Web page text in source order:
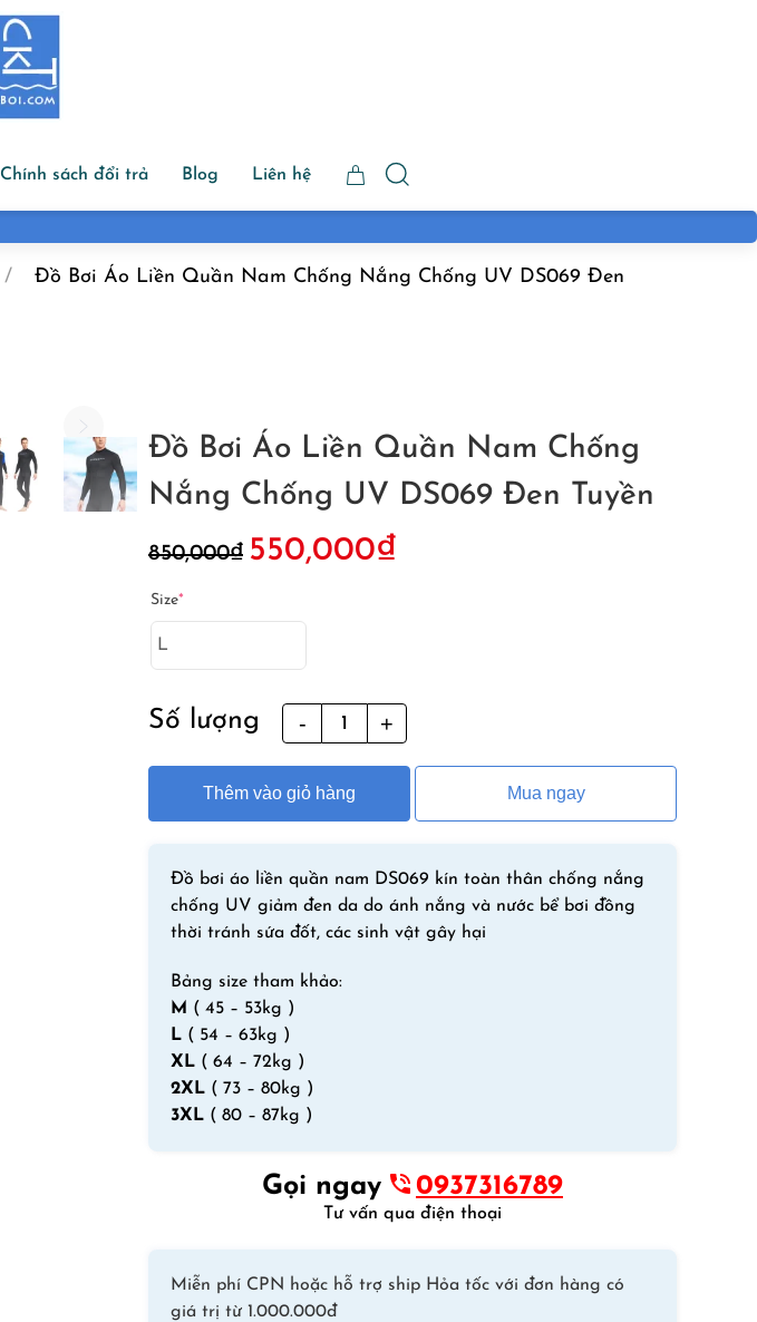
Chính sách đổi trả Blog Liên hệ
Đồ Bơi Áo Liền Quần Nam Chống Nắng Chống UV DS069 Đen
Đồ Bơi Áo Liền Quần Nam Chống
Nắng Chống UV DS069 Đen Tuyền
850,000₫ gốc
550,000₫
Size*
Số lượng
Bơi
Áo
Liền
Quần
Chống
Nắng
Chống
DS069
Đen
Tuyền
số
lượng
Thêm vào giỏ hàng Mua ngay
Đồ bơi áo liền quần nam DS069 kín toàn thân chống nắng
chống UV giảm đen da do ánh nắng và nước bể bơi đồng
thời tránh sứa đốt, các sinh vật gây hại
Bảng size tham khảo:
M ( 45 – 53kg )
L ( 54 – 63kg )
XL ( 64 – 72kg )
2XL ( 73 – 80kg )
3XL ( 80 – 87kg )
Gọi ngay 0937316789
Tư vấn qua điện thoại
Miễn phí CPN hoặc hỗ trợ ship Hỏa tốc với đơn hàng có
giá trị từ 1.000.000đ